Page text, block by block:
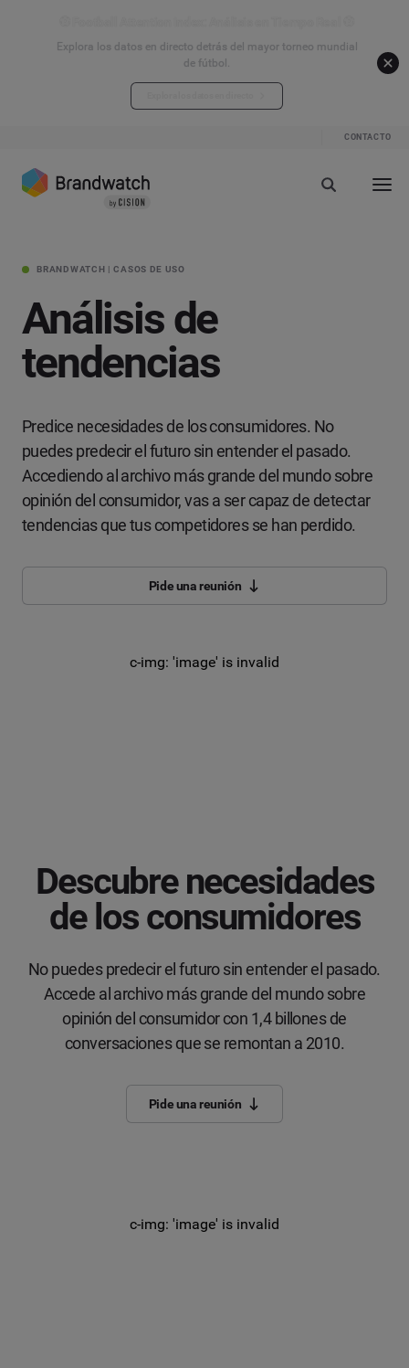
Explora los datos en directo detrás del mayor torneo mundial
de fútbol.
CONTACTO
BRANDWATCH | CASOS DE USO
Análisis de
tendencias
Predice necesidades de los consumidores. No
puedes predecir el futuro sin entender el pasado.
Accediendo al archivo más grande del mundo sobre
opinión del consumidor, vas a ser capaz de detectar
tendencias que tus competidores se han perdido.
Pide una reunión
Descubre necesidades
de los consumidores
No puedes predecir el futuro sin entender el pasado.
Accede al archivo más grande del mundo sobre
opinión del consumidor con 1,4 billones de
conversaciones que se remontan a 2010.
Pide una reunión
c-img: 'image' is invalid
c-img: 'image' is invalid